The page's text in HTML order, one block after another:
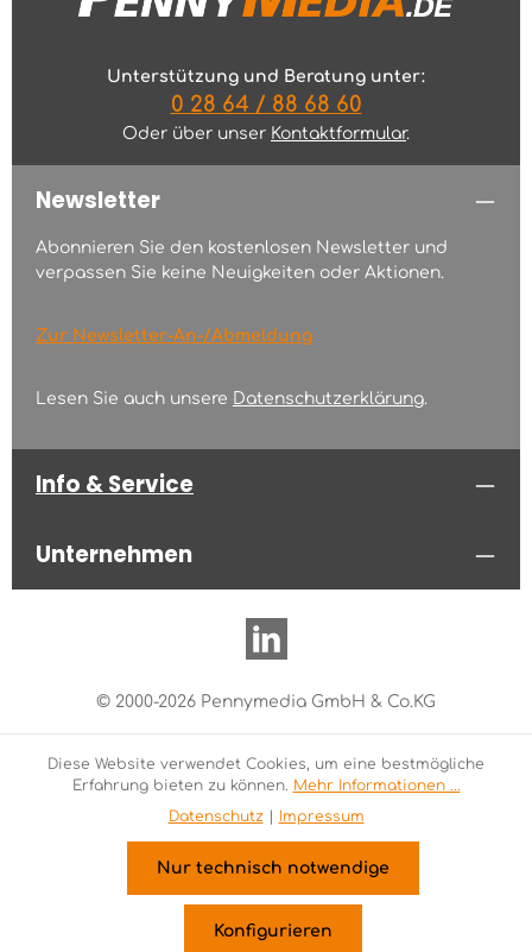
Unterstützung und Beratung unter:
0 28 64 / 88 68 60
Oder über unser Kontaktformular.
Newsletter
Abonnieren Sie den kostenlosen Newsletter und
verpassen Sie keine Neuigkeiten oder Aktionen.
Zur Newsletter-An-/Abmeldung
Lesen Sie auch unsere Datenschutzerklärung.
Info & Service
Unternehmen
© 2000-2026 Pennymedia GmbH & Co.KG
Diese Website verwendet Cookies, um eine bestmögliche
Erfahrung bieten zu können. Mehr Informationen ...
Datenschutz| Impressum
Nur technisch notwendige
Konfigurieren